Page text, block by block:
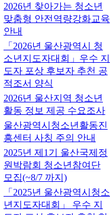
2026년 찾아가는 청소년
맞춤형 안전역량강화교육
안내
「2026년 울산광역시 청
소년지도자대회」우수 지
도자 포상 후보자 추천 공
적조서 양식
2026년 울산지역 청소년
활동 정보 제공 수요조사
울산광역시청소년활동진
흥센터 사칭 주의 안내
2025년 제1기 울산국제정
원박람회 청소년참여단
모집(~8/7 까지)
「2025년 울산광역시청소
년지도자대회」 우수 지